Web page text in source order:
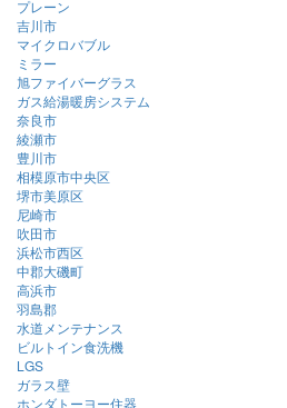
プレーン
吉川市
マイクロバブル
ミラー
旭ファイバーグラス
ガス給湯暖房システム
奈良市
綾瀬市
豊川市
相模原市中央区
堺市美原区
尼崎市
吹田市
浜松市西区
中郡大磯町
高浜市
羽島郡
水道メンテナンス
ビルトイン食洗機
LGS
ガラス壁
ホンダトーヨー住器